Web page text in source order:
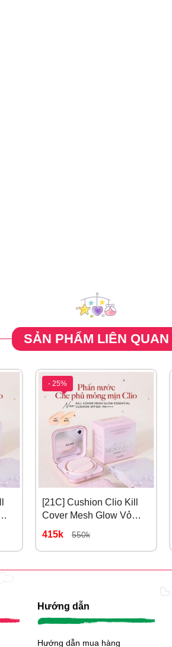
SẢN PHẨM LIÊN QUAN
- 25%
[21C] Cushion Clio Kill
Cover Mesh Glow Vỏ
Hồng Màu 21C lingerie
415k 550k
Hướng dẫn
Hướng dẫn mua hàng